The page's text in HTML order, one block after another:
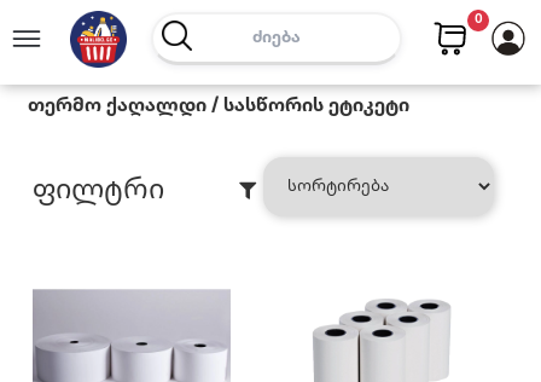
0
Თერმო Ქაღალდი / Სასწორის Ეტიკეტი
Ფილტრი